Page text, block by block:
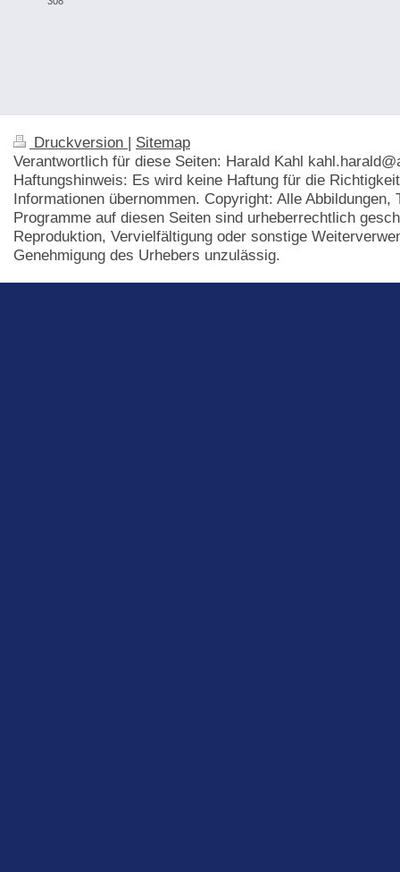
Druckversion
Sitemap
Verantwortlich für diese Seiten: Harald Kahl
Haftungshinweis: Es wird keine Haftung für die
Informationen übernommen. Copyright: Alle Abbildungen,
Programme auf diesen Seiten sind urheberrechtlich
Reproduktion, Vervielfältigung oder sonstige
Genehmigung des Urhebers unzulässig.